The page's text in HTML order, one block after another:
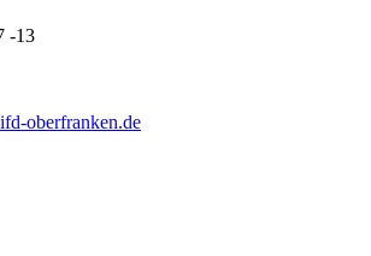
-13
oberfranken.de